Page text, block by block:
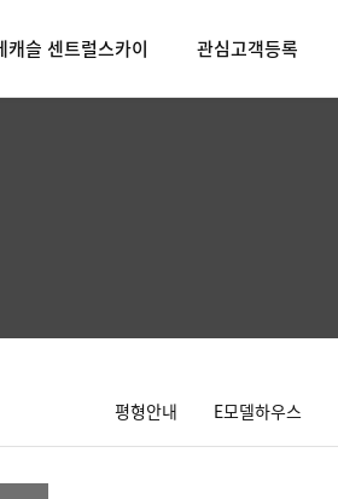
캐슬 센트럴스카이 관심고객등록
평형안내 E모델하우스